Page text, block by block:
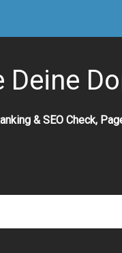
& SEO Check,